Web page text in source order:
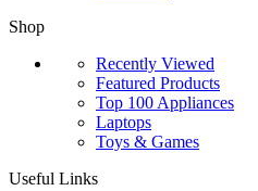
Shop
Recently Viewed
Featured Products
Top 100 Appliances
Laptops
Toys & Games
Useful Links